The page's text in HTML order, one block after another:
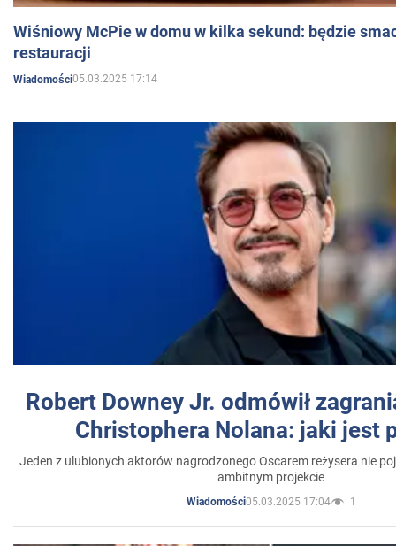
Wiśniowy McPie w domu w kilka sekund: będzie
restauracji
Wiadomości05.03.2025 17:14
Robert Downey Jr. odmówił
Christophera Nolana: jaki jest
Jeden z ulubionych aktorów nagrodzonego Oscarem reżysera nie
ambitnym projekcie
Wiadomości05.03.2025 17:04 1